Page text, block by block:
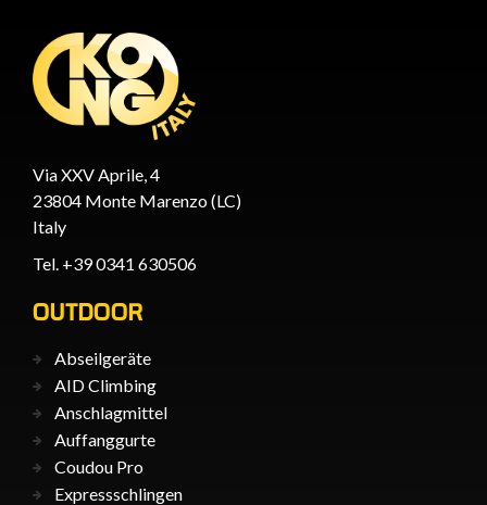
Via XXV Aprile, 4
23804 Monte Marenzo (LC)
Italy
Tel. +39 0341 630506
OUTDOOR
Abseilgeräte
AID Climbing
Anschlagmittel
Auffanggurte
Coudou Pro
Expressschlingen